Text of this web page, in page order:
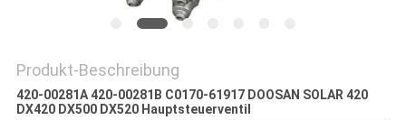
Produkt-Beschreibung
420-00281A 420-00281B C0170-61917 DOOSAN SOLAR 420
DX420 DX500 DX520 Hauptsteuerventil